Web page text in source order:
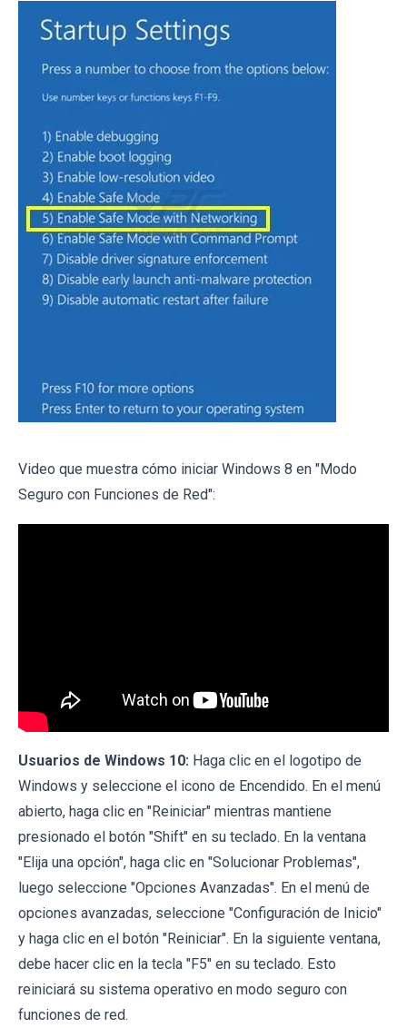
Video que muestra cómo iniciar Windows 8 en "Modo
Seguro con Funciones de Red":
Usuarios de Windows 10: Haga clic en el logotipo de
Windows y seleccione el icono de Encendido. En el menú
abierto, haga clic en "Reiniciar" mientras mantiene
presionado el botón "Shift" en su teclado. En la ventana
"Elija una opción", haga clic en "Solucionar Problemas",
luego seleccione "Opciones Avanzadas". En el menú de
opciones avanzadas, seleccione "Configuración de Inicio"
y haga clic en el botón "Reiniciar". En la siguiente ventana,
debe hacer clic en la tecla "F5" en su teclado. Esto
reiniciará su sistema operativo en modo seguro con
funciones de red.